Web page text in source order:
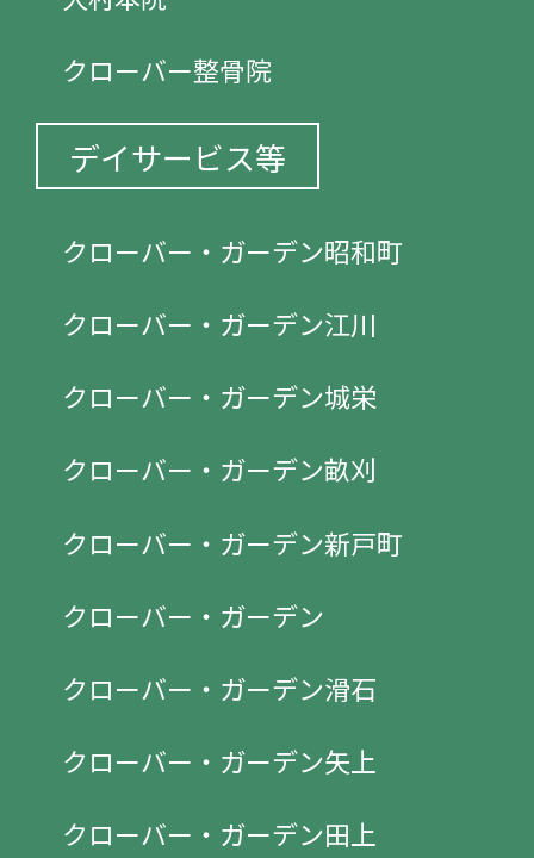
クローバー整骨院
デイサービス等
クローバー・ガーデン昭和町
クローバー・ガーデン江川
クローバー・ガーデン城栄
クローバー・ガーデン畝刈
クローバー・ガーデン新戸町
クローバー・ガーデン
クローバー・ガーデン滑石
クローバー・ガーデン矢上
クローバー・ガーデン田上